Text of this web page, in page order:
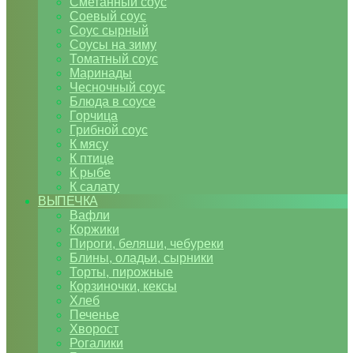
Соевый соус
Соус сырный
Соусы на зиму
Томатный соус
Маринады
Чесночный соус
Блюда в соусе
Горчица
Грибной соус
К мясу
К птице
К рыбе
К салату
ВЫПЕЧКА
Вафли
Коржики
Пироги, беляши, чебуреки
Блины, оладьи, сырники
Торты, пирожные
Корзиночки, кексы
Хлеб
Печенье
Хворост
Рогалики